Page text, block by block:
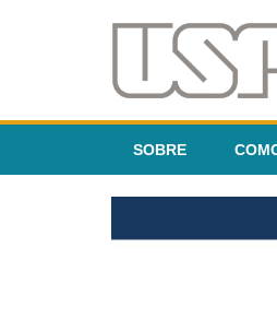
SOBRE